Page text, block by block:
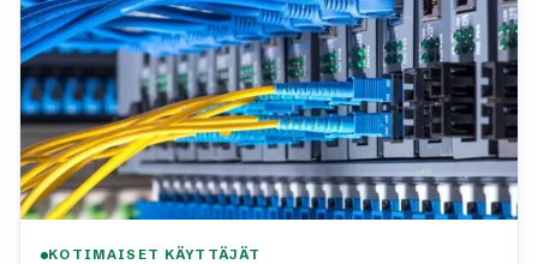
KOTIMAISET KÄYTTÄJÄT